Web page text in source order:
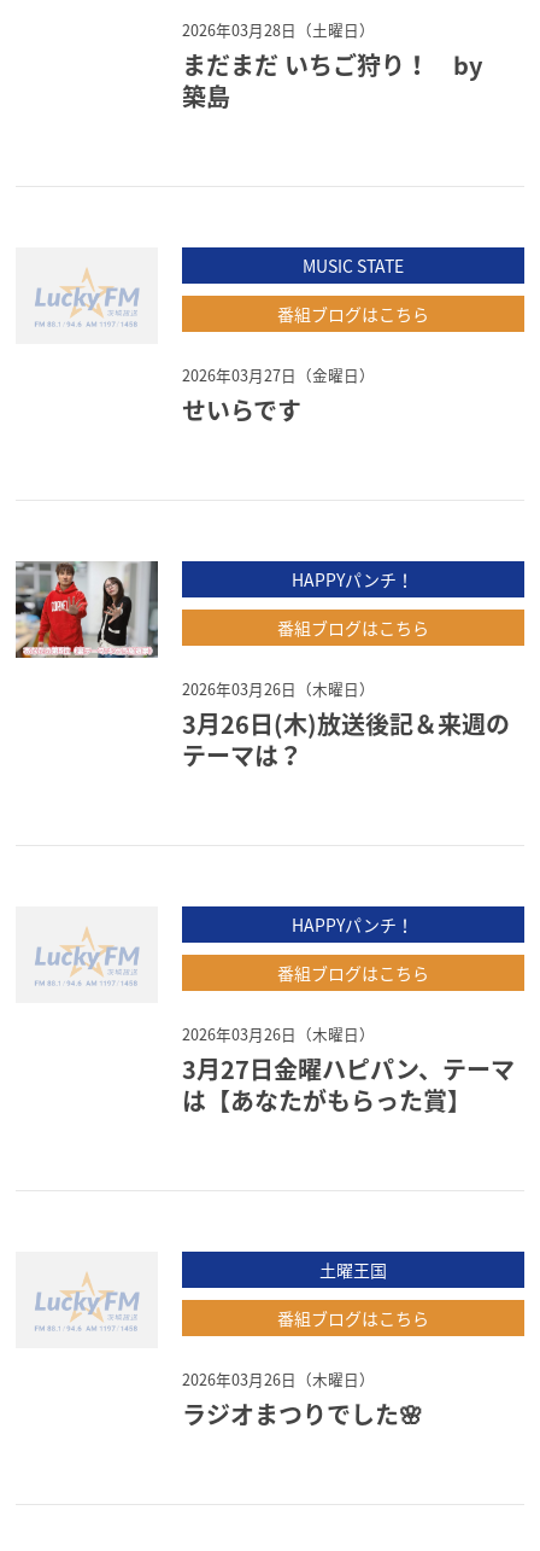
2026年03月28日（土曜日）
まだまだ いちご狩り！ by
築島
MUSIC STATE
番組ブログはこちら
2026年03月27日（金曜日）
せいらです
HAPPYパンチ！
番組ブログはこちら
2026年03月26日（木曜日）
3月26日(木)放送後記＆来週の
テーマは？
HAPPYパンチ！
番組ブログはこちら
2026年03月26日（木曜日）
3月27日金曜ハピパン、テーマ
は【あなたがもらった賞】
土曜王国
番組ブログはこちら
2026年03月26日（木曜日）
ラジオまつりでした🌸